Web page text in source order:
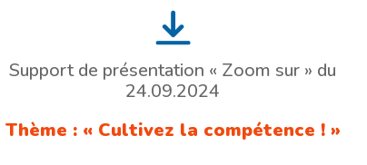
Support de présentation « Zoom sur » du
24.09.2024
Thème : « Cultivez la compétence ! »